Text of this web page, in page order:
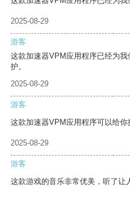
2025-08-29
游客
这款加速器VPM应用程序已经为
护。
2025-08-29
游客
这款加速器VPM应用程序可以给你
2025-08-29
游客
这款游戏的音乐非常优美，听了让